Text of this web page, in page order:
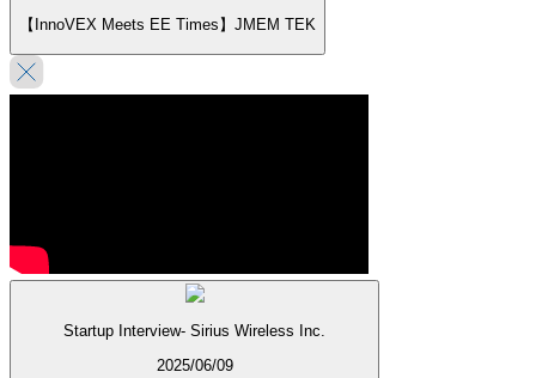
【InnoVEX Meets EE Times】JMEM TEK
Startup Interview- Sirius Wireless Inc.
2025/06/09